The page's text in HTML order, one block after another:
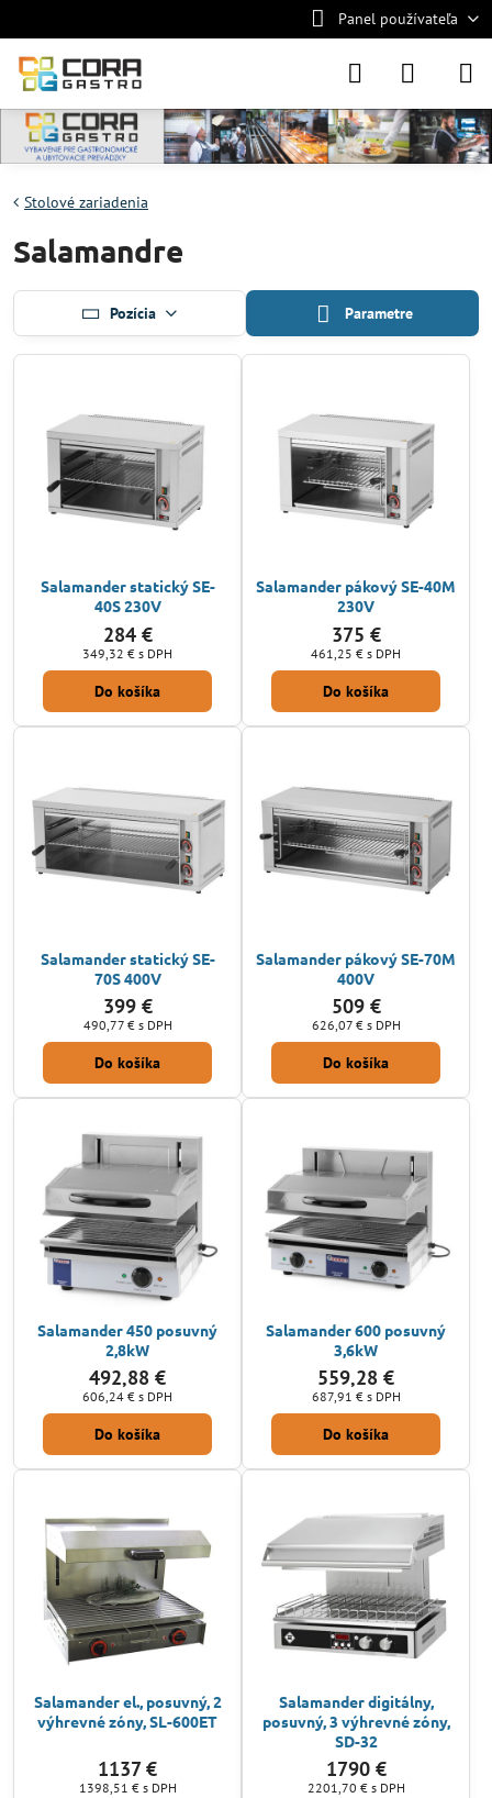
Panel používateľa
Stolové zariadenia
Salamandre
Pozícia Parametre
Salamander statický SE-
40S 230V
284 €
349,32 € s DPH
Do košíka
Salamander pákový SE-40M
230V
375 €
461,25 € s DPH
Do košíka
Salamander statický SE-
70S 400V
399 €
490,77 € s DPH
Do košíka
Salamander pákový SE-70M
400V
509 €
626,07 € s DPH
Do košíka
Salamander 450 posuvný
2,8kW
492,88 €
606,24 € s DPH
Do košíka
Salamander 600 posuvný
3,6kW
559,28 €
687,91 € s DPH
Do košíka
Salamander el., posuvný, 2
výhrevné zóny, SL-600ET
1137 €
1398,51 € s DPH
Salamander digitálny,
posuvný, 3 výhrevné zóny,
SD-32
1790 €
2201,70 € s DPH